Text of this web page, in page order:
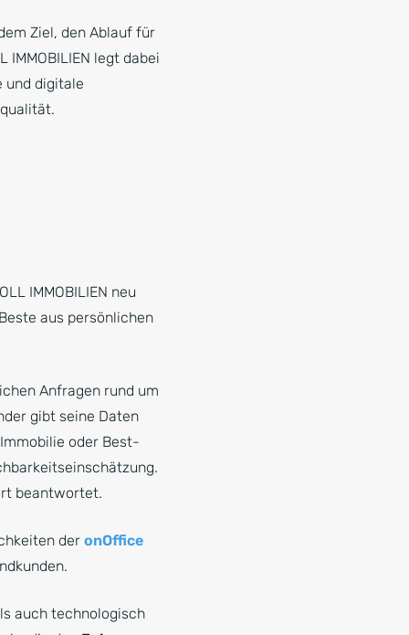
Ziel, den Ablauf für
legt dabei
und digitale
IMMOBILIEN neu
aus persönlichen
Anfragen rund um
gibt seine Daten
oder Best-
beantwortet.
der onOffice
auch technologisch